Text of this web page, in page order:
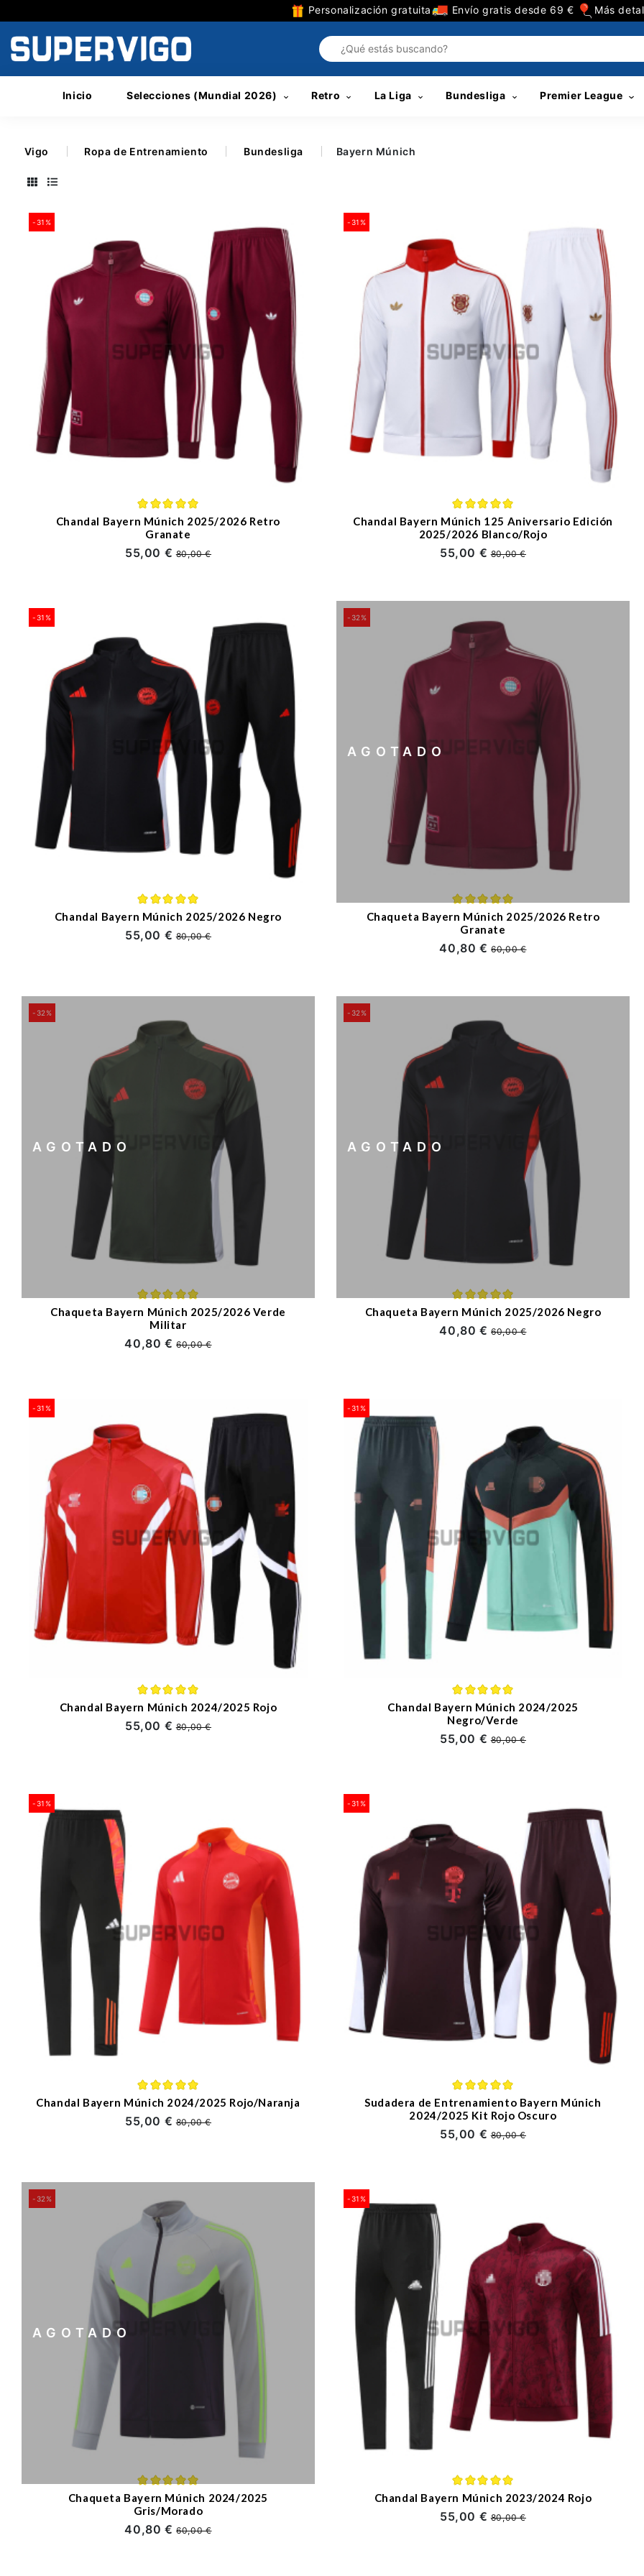
Personalización gratuita Envío gratis desde 69 € Más
Inicio Selecciones (Mundial 2026) Retro La Liga Bundesliga Premier League
Vigo Ropa de Entrenamiento Bundesliga Bayern Múnich
-31%
Chandal Bayern Múnich 2025/2026 Retro
Granate
55,00 €80,00 €
-31%
Chandal Bayern Múnich 125 Aniversario Edición
2025/2026 Blanco/Rojo
55,00 €80,00 €
-31%
Chandal Bayern Múnich 2025/2026 Negro
55,00 €80,00 €
-32%
Chaqueta Bayern Múnich 2025/2026 Retro
Granate
40,80 €60,00 €
AGOTADO
-32%
Chaqueta Bayern Múnich 2025/2026 Verde
Militar
40,80 €60,00 €
AGOTADO
-32%
Chaqueta Bayern Múnich 2025/2026 Negro
40,80 €60,00 €
AGOTADO
-31%
Chandal Bayern Múnich 2024/2025 Rojo
55,00 €80,00 €
-31%
Chandal Bayern Múnich 2024/2025
Negro/Verde
55,00 €80,00 €
-31%
Chandal Bayern Múnich 2024/2025 Rojo/Naranja
55,00 €80,00 €
-31%
Sudadera de Entrenamiento Bayern Múnich
2024/2025 Kit Rojo Oscuro
55,00 €80,00 €
-32%
Chaqueta Bayern Múnich 2024/2025
Gris/Morado
40,80 €60,00 €
AGOTADO
-31%
Chandal Bayern Múnich 2023/2024 Rojo
55,00 €80,00 €